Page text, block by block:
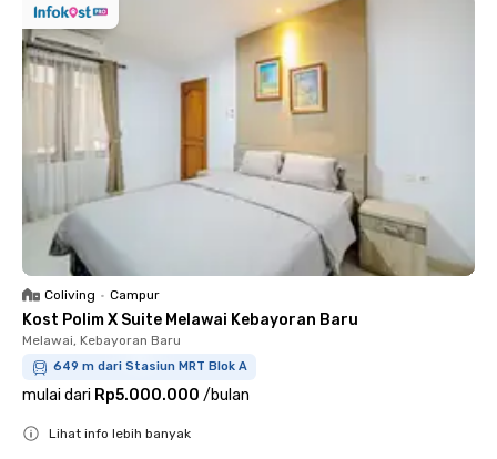
Coliving • Campur
Kost Polim X Suite Melawai Kebayoran Baru
Melawai, Kebayoran Baru
649 m dari Stasiun MRT Blok A
mulai dari Rp5.000.000 /bulan
Lihat info lebih banyak